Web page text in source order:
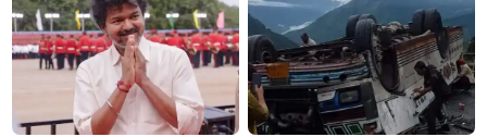
திமுக ஐடி விங்..!!